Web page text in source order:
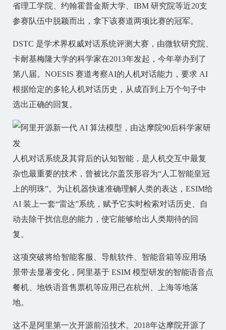
省理工学院、约翰霍普金斯大学、IBM 研究院等近20支
参赛队伍中脱颖而出，拿下该赛道两项比赛的冠军。
DSTC 是学术界权威对话系统评测大赛，由微软研究院、
卡耐基梅隆大学的科学家在2013年发起，今年举办到了
第八届。NOESIS 赛道考察AI的人机对话能力，要求 AI
根据给定的多轮人机对话历史，从成百到上万个句子中
选出正确的回复。
人机对话系统及其背后的认知智能，是人机交互中最复
杂也最重要的技术，曾被比尔盖茨形容为“人工智能皇冠
上的明珠”。为让机器快速准确理解人类的表达，ESIM给
AI 装上一套“雷达”系统，赋予它实时检索对话历史、自
动去除干扰信息的能力，使它能够给出人类期待的回
复。
这项突破将给智能客服、导航软件、智能音箱等应用场
景带去显著变化，阿里基于 ESIM 模型研发的智能语音点
餐机、地铁语音售票机等应用已在杭州、上海等地落
地。
这不是阿里第一次开源前沿技术。2018年达摩院开源了